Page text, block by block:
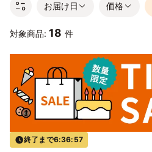
お届け日 価格
対象商品: 18 件
終了まで6:36:57